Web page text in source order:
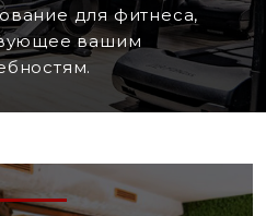
для фитнеса,
вашим